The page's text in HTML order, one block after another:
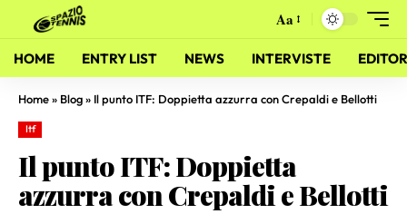
Aa
HOME ENTRY LIST NEWS INTERVISTE
Home» Blog» Il punto ITF: Doppietta azzurra con Crepaldi e Bellotti
Itf
Il punto ITF: Doppietta
azzurra con Crepaldi e Bellotti